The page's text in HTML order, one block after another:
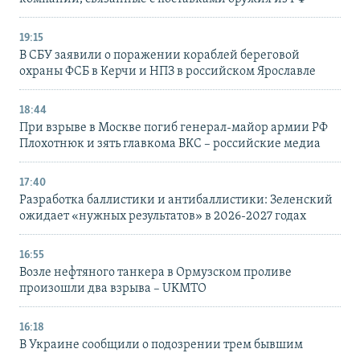
19:15
В СБУ заявили о поражении кораблей береговой
охраны ФСБ в Керчи и НПЗ в российском Ярославле
18:44
При взрыве в Москве погиб генерал-майор армии РФ
Плохотнюк и зять главкома ВКС – российские медиа
17:40
Разработка баллистики и антибаллистики: Зеленский
ожидает «нужных результатов» в 2026-2027 годах
16:55
Возле нефтяного танкера в Ормузском проливе
произошли два взрыва – UKMTO
16:18
В Украине сообщили о подозрении трем бывшим